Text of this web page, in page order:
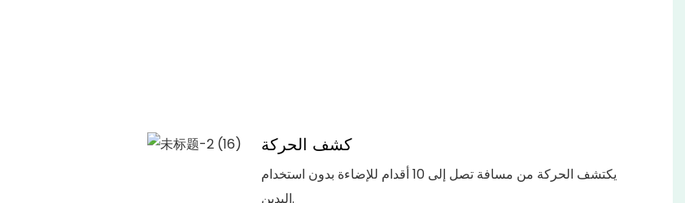
كشف الحركة
يكتشف الحركة من مسافة تصل إلى 10 أقدام للإضاءة بدون استخدام
اليدين.